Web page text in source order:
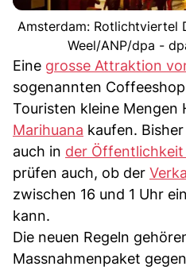
Amsterdam: Rotlichtviertel
Weel/ANP/dpa -
Eine grosse Attraktion
sogenannten
Touristen kleine Mengen
Marihuana kaufen.
auch in der Öffentlichkeit
prüfen auch, ob der
zwischen 16 und 1 Uhr
kann.
Die neuen Regeln
Massnahmenpaket